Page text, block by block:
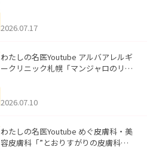
した。
2026.07.17
わたしの名医Youtube アルバアレルギ
ークリニック札幌「マンジャロのリア
た。
2026.07.10
わたしの名医Youtube めぐ皮膚科・美
容皮膚科「”とおりすがりの皮膚科